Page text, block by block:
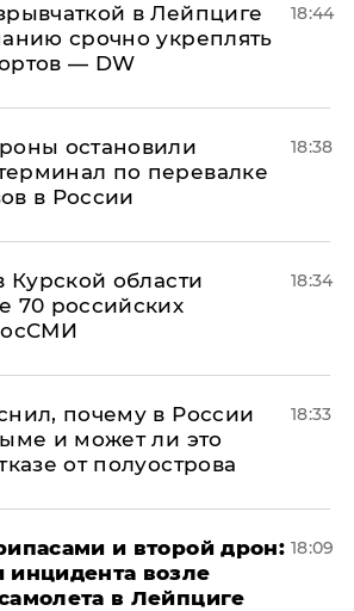
в Лейпциге
срочно укреплять
— DW
18:44
остановили
по перевалке
в России
18:38
Курской области
70 российских
18:34
почему в России
и может ли это
от полуострова
18:33
и второй дрон:
инцидента возле
в Лейпциге
18:09